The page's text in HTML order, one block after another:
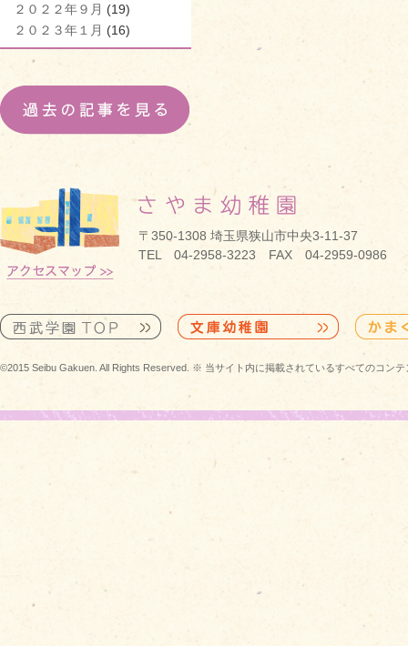
２０２２年９月 (19)
２０２３年１月 (16)
〒350-1308 埼玉県狭山市中央3-11-37
TEL 04-2958-3223 FAX 04-2959-0986
©2015 Seibu Gakuen. All Rights Reserved. ※ 当サイト内に掲載されているすべてのコン